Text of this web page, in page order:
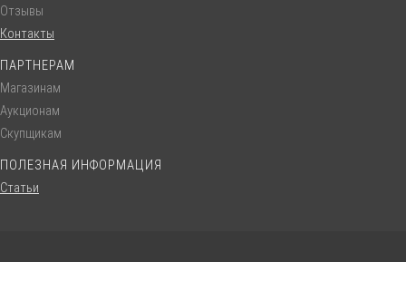
Отзывы
Контакты
ПАРТНЕРАМ
Магазинам
Аукционам
Скупщикам
ПОЛЕЗНАЯ ИНФОРМАЦИЯ
Статьи